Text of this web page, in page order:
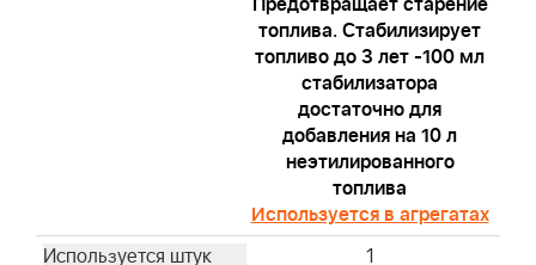
топлива. Стабилизирует
топливо до 3 лет -100 мл
стабилизатора
достаточно для
добавления на 10 л
неэтилированного
топлива
Используется в агрегатах
1